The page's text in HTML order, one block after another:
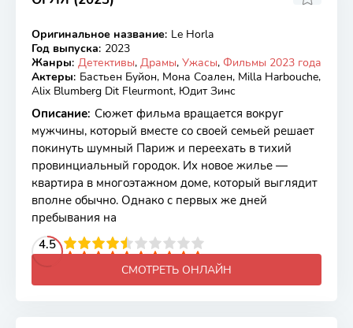
WEB-DL
Оригинальное название: Le Horla
Год выпуска: 2023
Жанры: Детективы, Драмы, Ужасы, Фильмы 2023 года
Актеры: Бастьен Буйон, Мона Соален, Milla Harbouche,
Alix Blumberg Dit Fleurmont, Юдит Зинс
Описание: Сюжет фильма вращается вокруг
мужчины, который вместе со своей семьей решает
покинуть шумный Париж и переехать в тихий
провинциальный городок. Их новое жилье —
квартира в многоэтажном доме, который выглядит
вполне обычно. Однако с первых же дней
пребывания на
4.5
4 5 6 7 8 9 10
СМОТРЕТЬ ОНЛАЙН